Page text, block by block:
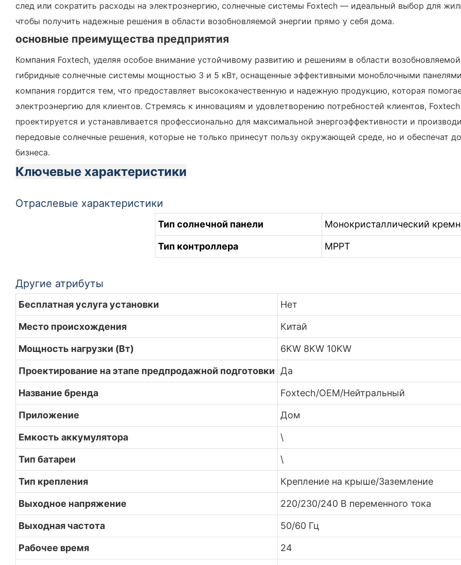
след или сократить расходы на электроэнергию, солнечные системы Foxtech — идеальный выбор для
чтобы получить надежные решения в области возобновляемой энергии прямо у себя дома.
основные преимущества предприятия
Компания Foxtech, уделяя особое внимание устойчивому развитию и решениям в области
гибридные солнечные системы мощностью 3 и 5 кВт, оснащенные эффективными моноблочными
компания гордится тем, что предоставляет высококачественную и надежную продукцию, которая
электроэнергию для клиентов. Стремясь к инновациям и удовлетворению потребностей клиентов,
проектируется и устанавливается профессионально для максимальной энергоэффективности и
передовые солнечные решения, которые не только принесут пользу окружающей среде, но и обеспечат
бизнеса.
Ключевые характеристики
Отраслевые характеристики
Тип солнечной панели Монокристаллический
Тип контроллера MPPT
Другие атрибуты
Бесплатная услуга установки Нет
Место происхождения Китай
Мощность нагрузки (Вт) 6KW 8KW 10KW
Проектирование на этапе предпродажной подготовки Да
Название бренда Foxtech/OEM/Нейтральный
Приложение Дом
Емкость аккумулятора \
Тип батареи \
Тип крепления Крепление на крыше/Заземление
Выходное напряжение 220/230/240 В переменного тока
Выходная частота 50/60 Гц
Рабочее время 24